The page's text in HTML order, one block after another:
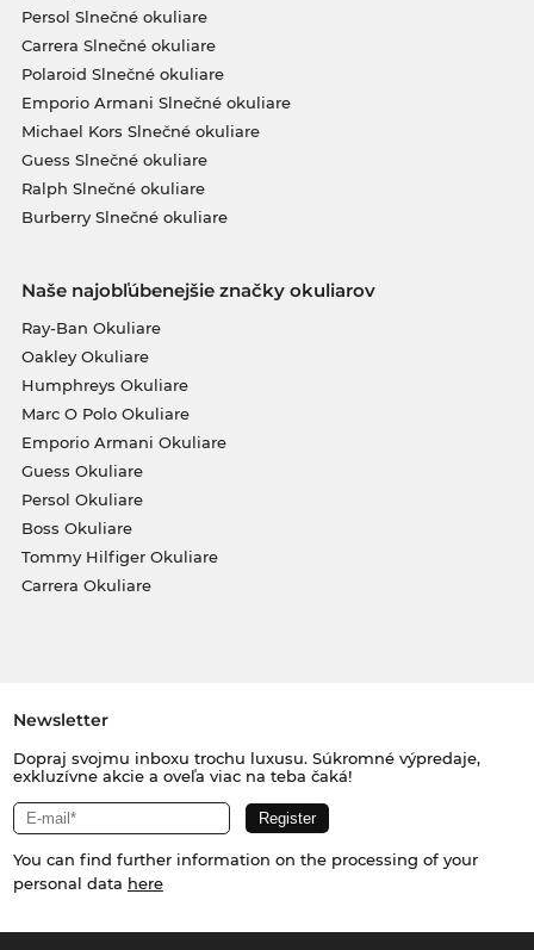
Persol Slnečné okuliare
Carrera Slnečné okuliare
Polaroid Slnečné okuliare
Emporio Armani Slnečné okuliare
Michael Kors Slnečné okuliare
Guess Slnečné okuliare
Ralph Slnečné okuliare
Burberry Slnečné okuliare
Naše najobľúbenejšie značky okuliarov
Ray-Ban Okuliare
Oakley Okuliare
Humphreys Okuliare
Marc O Polo Okuliare
Emporio Armani Okuliare
Guess Okuliare
Persol Okuliare
Boss Okuliare
Tommy Hilfiger Okuliare
Carrera Okuliare
Newsletter
Dopraj svojmu inboxu trochu luxusu. Súkromné výpredaje,
exkluzívne akcie a oveľa viac na teba čaká!
You can find further information on the processing of your
personal data here